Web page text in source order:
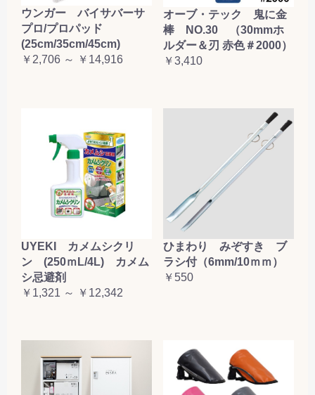
ウンガー バイサバーサ
プロ/プロパッド
(25cm/35cm/45cm)
￥2,706 ～ ￥14,916
オーブ・テック 鬼に金
棒 NO.30 （30mmホ
ルダー＆刃 赤色＃2000）
￥3,410
UYEKI カメムシクリ
ン (250ｍL/4L) カメム
シ忌避剤
￥1,321 ～ ￥12,342
ひまわり みぞすき ブ
ラシ付（6mm/10ｍｍ）
￥550